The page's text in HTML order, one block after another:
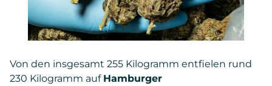
Von den insgesamt 255 Kilogramm entfielen rund
230 Kilogramm auf Hamburger